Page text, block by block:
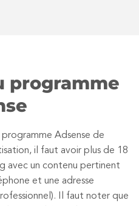
programme
programme Adsense de
il faut avoir plus de 18
avec un contenu pertinent
et une adresse
Il faut noter que